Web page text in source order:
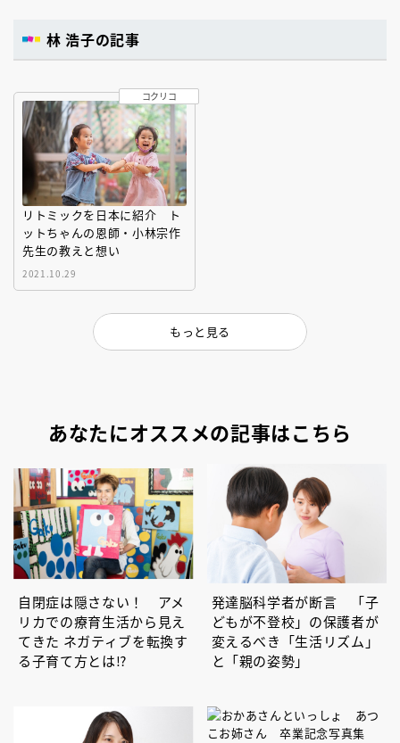
林 浩子の記事
コクリコ
リトミックを日本に紹介 ト
ットちゃんの恩師・小林宗作
先生の教えと想い
2021.10.29
もっと見る
あなたにオススメの記事はこちら
自閉症は隠さない！ アメ
リカでの療育生活から見え
てきた ネガティブを転換す
る子育て方とは⁉
発達脳科学者が断言 「子
どもが不登校」の保護者が
変えるべき「生活リズム」
と「親の姿勢」